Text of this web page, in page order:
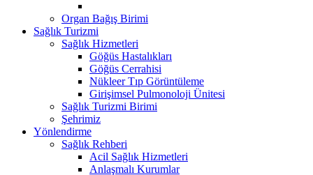
Organ Bağış Birimi
Sağlık Turizmi
Sağlık Hizmetleri
Göğüs Hastalıkları
Göğüs Cerrahisi
Nükleer Tıp Görüntüleme
Girişimsel Pulmonoloji Ünitesi
Sağlık Turizmi Birimi
Şehrimiz
Yönlendirme
Sağlık Rehberi
Acil Sağlık Hizmetleri
Anlaşmalı Kurumlar